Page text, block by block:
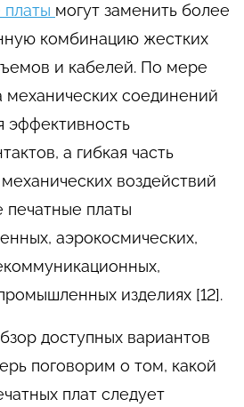
могут заменить более
комбинацию жестких
и кабелей. По мере
соединений
эффективность
а гибкая часть
воздействий
печатные платы
аэрокосмических,
изделиях [12].
доступных вариантов
поговорим о том, какой
плат следует